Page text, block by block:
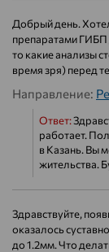
Добрый день.
препаратами ГИБП
то какие анализы
время зря) перед
Направление:
Ответ:
работает.
в Казань. Вы
жительства.
Здравствуйте,
оказалось
до 1.2мм. Что